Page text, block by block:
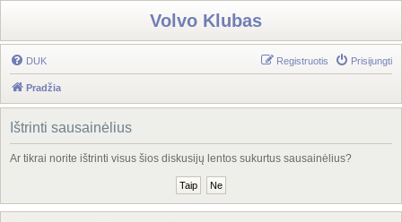
Volvo Klubas
DUK Prisijungti
Registruotis
Pradžia
Ištrinti sausainėlius
Ar tikrai norite ištrinti visus šios diskusijų lentos sukurtus sausainėlius?